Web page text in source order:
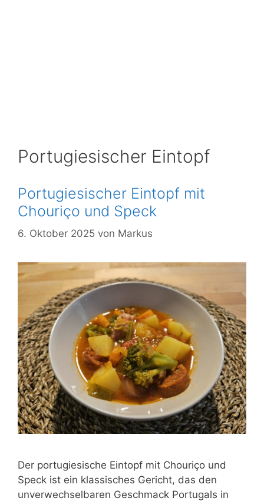
Portugiesischer Eintopf
Portugiesischer Eintopf mit
Chouriço und Speck
6. Oktober 2025 von Markus
Der portugiesische Eintopf mit Chouriço und
Speck ist ein klassisches Gericht, das den
unverwechselbaren Geschmack Portugals in